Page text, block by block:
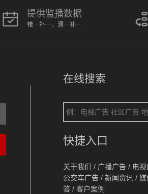
提供监播数据
错一补一，漏一补一
在线搜索
快捷入口
关于我们 / 广播广告 / 电
公交车广告 / 新闻资讯 / 媒
答 / 客户案例